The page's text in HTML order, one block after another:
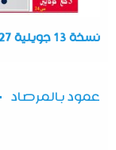
نسخة 13 جويلية 2027
عمود بالمرصاد